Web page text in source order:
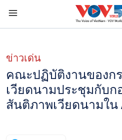
ข่าวเด่น
คณะปฏิบัติงานของก
เวียดนามประชุมกับก
สันติภาพเวียดนามใน